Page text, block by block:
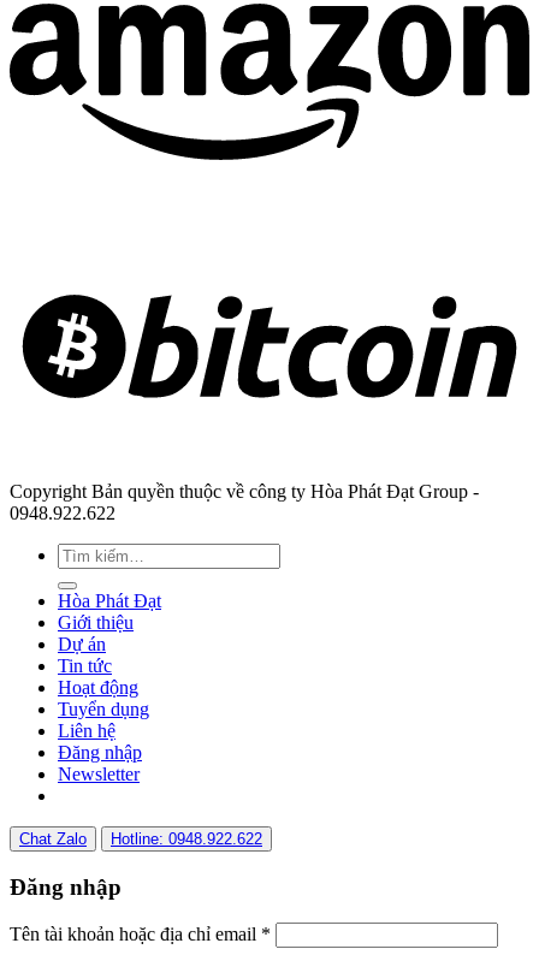
Copyright Bản quyền thuộc về công ty Hòa Phát Đạt Group -
0948.922.622
Hòa Phát Đạt
Giới thiệu
Dự án
Tin tức
Hoạt động
Tuyển dụng
Liên hệ
Đăng nhập
Newsletter
Chat Zalo Hotline: 0948.922.622
Đăng nhập
Tên tài khoản hoặc địa chỉ email *